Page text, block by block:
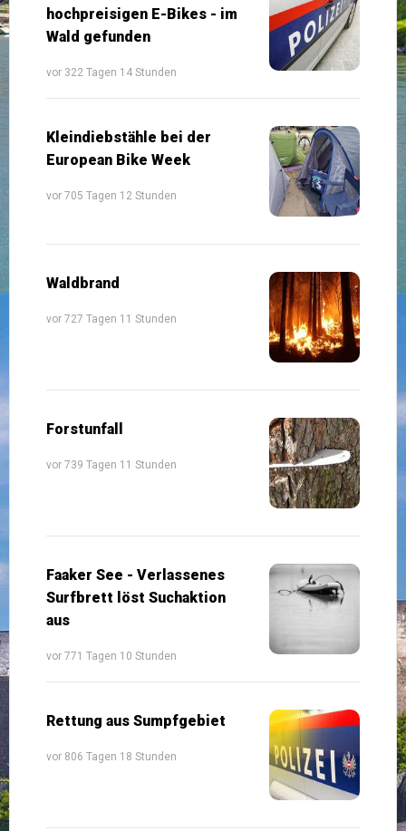
hochpreisigen E-Bikes - im
Wald gefunden
vor 322 Tagen 14 Stunden
Kleindiebstähle bei der
European Bike Week
vor 705 Tagen 12 Stunden
Waldbrand
vor 727 Tagen 11 Stunden
Forstunfall
vor 739 Tagen 11 Stunden
Faaker See - Verlassenes
Surfbrett löst Suchaktion
aus
vor 771 Tagen 10 Stunden
Rettung aus Sumpfgebiet
vor 806 Tagen 18 Stunden